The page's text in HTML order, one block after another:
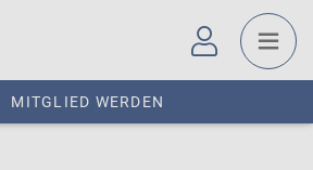
MITGLIED WERDEN